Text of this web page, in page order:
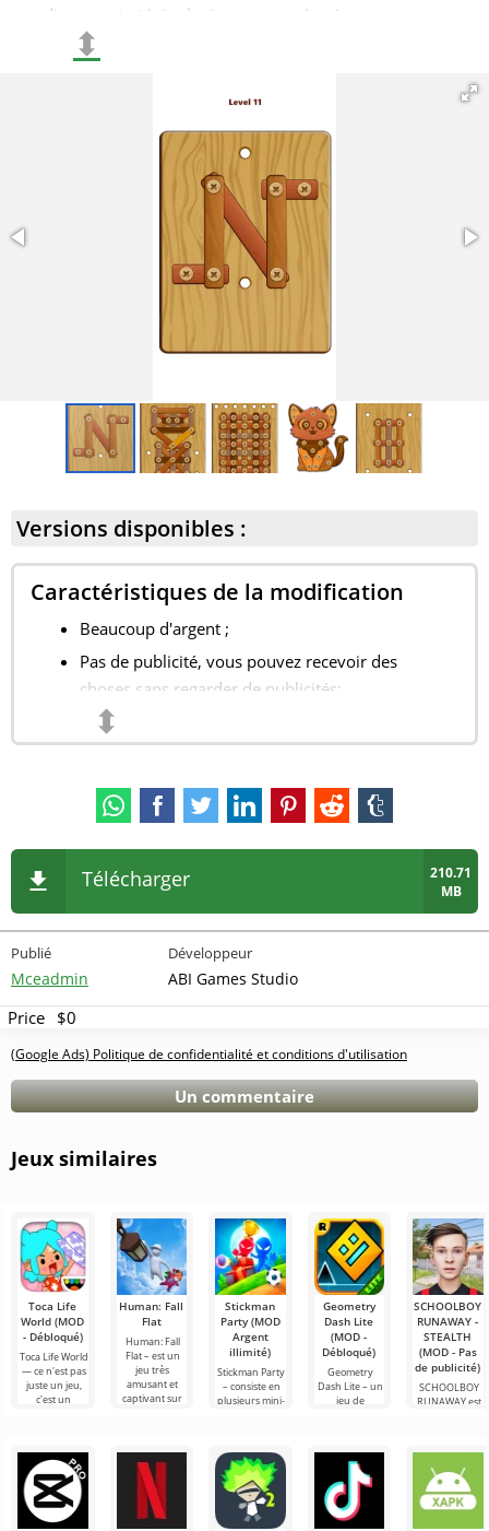
diverses stratégies logiques pour réussir ;
De nouveaux types de fixations et de mécanismes qui
les joueurs doivent désormais faire face à des tâches en
plusieurs étapes, chaque étape nécessitant une
planification et une analyse minutieuses ;
L'interaction des objets a été considérablement
améliorée, ajoutant un niveau d'immersion
supplémentaire. Chaque vis et boulon réagit désormais
aux actions du joueur avec plus de précision ;
Amélioration des graphismes et des animations,
rendant le jeu non seulement intéressant mais aussi
visuellement attrayant.
⬍
Versions disponibles :
Caractéristiques de la modification
Beaucoup d'argent ;
Pas de publicité, vous pouvez recevoir des
choses sans regarder de publicités;
⬍
Télécharger
210.71
MB
Publié
Mceadmin
Développeur
ABI Games Studio
Price $0
(Google Ads) Politique de confidentialité et conditions d'utilisation
Un commentaire
Jeux similaires
Toca Life
World (MOD
- Débloqué)
Toca Life World
— ce n'est pas
juste un jeu,
c'est un
règles.
Human: Fall
Flat
Human: Fall
Flat – est un
jeu très
amusant et
captivant sur
Stickman
Party (MOD
Argent
illimité)
Stickman Party
– consiste en
plusieurs mini-
scénarios très
simples
Geometry
Dash Lite
(MOD -
Débloqué)
Geometry
Dash Lite – un
jeu de
vous devez
contrôler un
héros
SCHOOLBOY
RUNAWAY -
STEALTH
(MOD - Pas
de publicité)
SCHOOLBOY
RUNAWAY est
incarnez un
écolier
courageux qui
a